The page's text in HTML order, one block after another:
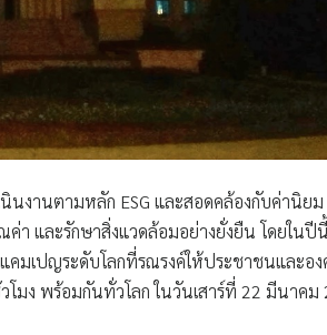
นงานตามหลัก ESG และสอดคล้องกับค่านิยม
และรักษาสิ่งแวดล้อมอย่างยั่งยืน โดยในปีนี้
คมเปญระดับโลกที่รณรงค์ให้ประชาชนและอง
มง พร้อมกันทั่วโลก ในวันเสาร์ที่ 22 มีนาคม